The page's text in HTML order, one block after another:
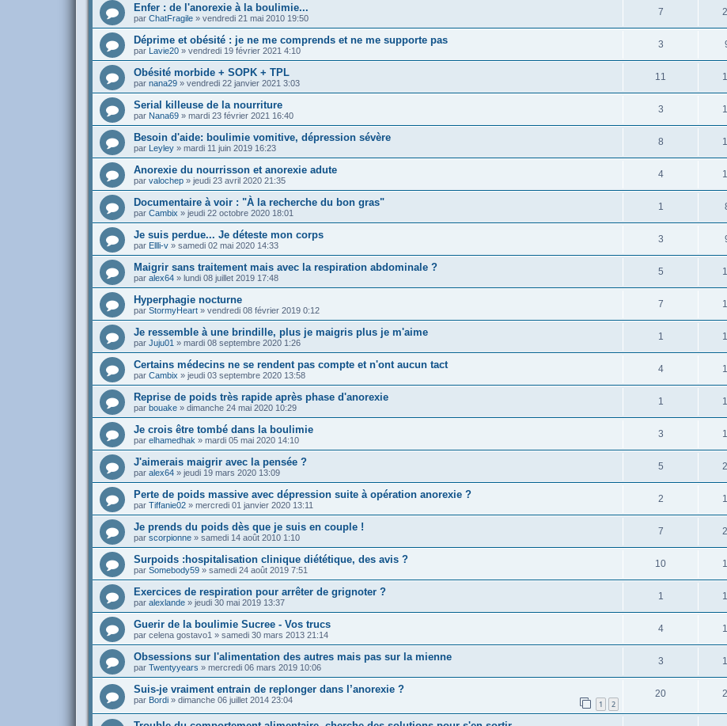
Enfer : de l'anorexie à la boulimie...
par ChatFragile » vendredi 21 mai 2010 19:50
7
Déprime et obésité : je ne me comprends et ne me supporte pas
par Lavie20 » vendredi 19 février 2021 4:10
3
Obésité morbide + SOPK + TPL
par nana29 » vendredi 22 janvier 2021 3:03
11
Serial killeuse de la nourriture
par Nana69 » mardi 23 février 2021 16:40
3
Besoin d'aide: boulimie vomitive, dépression sévère
par Leyley » mardi 11 juin 2019 16:23
8
Anorexie du nourrisson et anorexie adute
par valochep » jeudi 23 avril 2020 21:35
4
Documentaire à voir : "À la recherche du bon gras"
par Cambix » jeudi 22 octobre 2020 18:01
1
Je suis perdue... Je déteste mon corps
par Ellli-v » samedi 02 mai 2020 14:33
3
Maigrir sans traitement mais avec la respiration abdominale ?
par alex64 » lundi 08 juillet 2019 17:48
5
Hyperphagie nocturne
par StormyHeart » vendredi 08 février 2019 0:12
7
Je ressemble à une brindille, plus je maigris plus je m'aime
par Juju01 » mardi 08 septembre 2020 1:26
1
Certains médecins ne se rendent pas compte et n'ont aucun tact
par Cambix » jeudi 03 septembre 2020 13:58
4
Reprise de poids très rapide après phase d'anorexie
par bouake » dimanche 24 mai 2020 10:29
1
Je crois être tombé dans la boulimie
par elhamedhak » mardi 05 mai 2020 14:10
3
J'aimerais maigrir avec la pensée ?
par alex64 » jeudi 19 mars 2020 13:09
5
Perte de poids massive avec dépression suite à opération anorexie ?
par Tiffanie02 » mercredi 01 janvier 2020 13:11
2
Je prends du poids dès que je suis en couple !
par scorpionne » samedi 14 août 2010 1:10
7
Surpoids :hospitalisation clinique diététique, des avis ?
par Somebody59 » samedi 24 août 2019 7:51
10
Exercices de respiration pour arrêter de grignoter ?
par alexlande » jeudi 30 mai 2019 13:37
1
Guerir de la boulimie Sucree - Vos trucs
par celena gostavo1 » samedi 30 mars 2013 21:14
4
Obsessions sur l'alimentation des autres mais pas sur la mienne
par Twentyyears » mercredi 06 mars 2019 10:06
3
Suis-je vraiment entrain de replonger dans l’anorexie ?
par Bordi » dimanche 06 juillet 2014 23:04 1 2
20